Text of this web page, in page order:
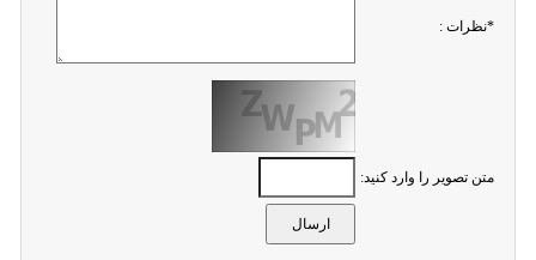
*نظرات :
متن تصویر را وارد کنید: